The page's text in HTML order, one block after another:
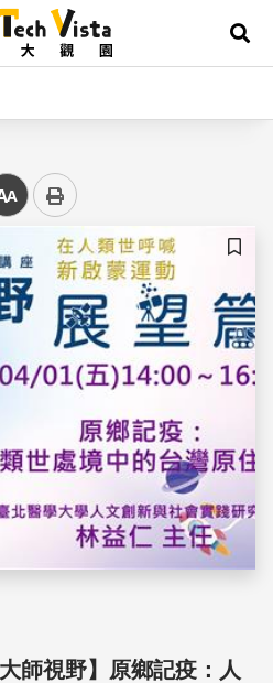
展
儲存
師視野】原鄉記疫：人